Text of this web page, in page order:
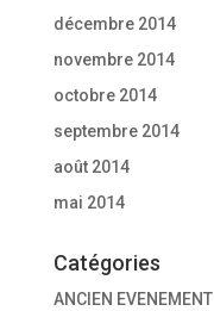
décembre 2014
novembre 2014
octobre 2014
septembre 2014
août 2014
mai 2014
Catégories
ANCIEN EVENEMENT